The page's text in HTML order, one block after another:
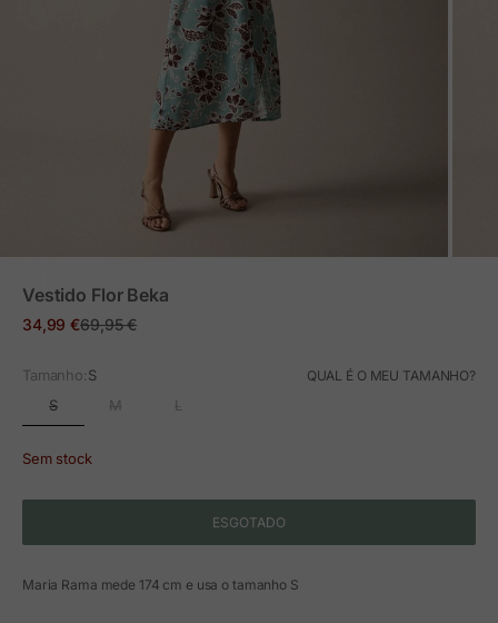
Vestido Flor Beka
Preço em promoção
34,99 €Preço normal
69,95 €
Tamanho:S QUAL É O MEU TAMANHO?
S M L
Sem stock
ESGOTADO
Maria Rama mede 174 cm e usa o tamanho S